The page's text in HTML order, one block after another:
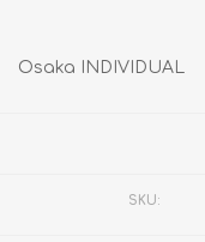
Osaka INDIVIDUAL
SKU: